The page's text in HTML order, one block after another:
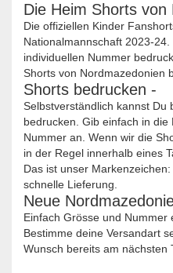
Die Heim Shorts von
Die offiziellen Kinder
Nationalmannschaft 2023-
individuellen Nummer
Shorts von Nordmazedonien
Shorts bedrucken -
Selbstverständlich kannst Du
bedrucken. Gib einfach in
Nummer an. Wenn wir die
in der Regel innerhalb eines
Das ist unser
schnelle Lieferung.
Neue
Einfach Grösse und Nummer
Bestimme deine Versandart
Wunsch bereits am nächsten